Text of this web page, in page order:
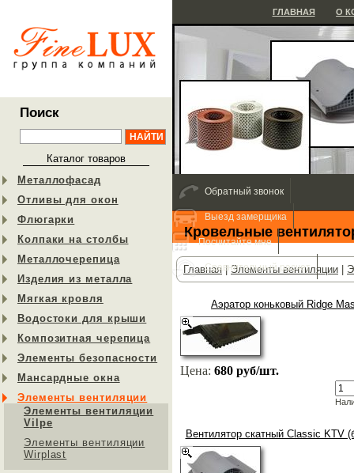
Поиск
Каталог товаров
Металлофасад
Отливы для окон
Флюгарки
Колпаки на столбы
Металлочерепица
Изделия из металла
Мягкая кровля
Водостоки для крыши
Композитная черепица
Элементы безопасности
Мансардные окна
Элементы вентиляции
Элементы вентиляции
Vilpe
Элементы вентиляции
Wirplast
ГЛАВНАЯ О
Кровельные
Главная|Элементы вентиляции
Аэратор коньковый Ridge
Цена: 680 руб/шт.
Вентилятор скатный Classiс KTV
Обратный звонок
Выезд замерщика
Посчитайте мне
Сравнительный расчет